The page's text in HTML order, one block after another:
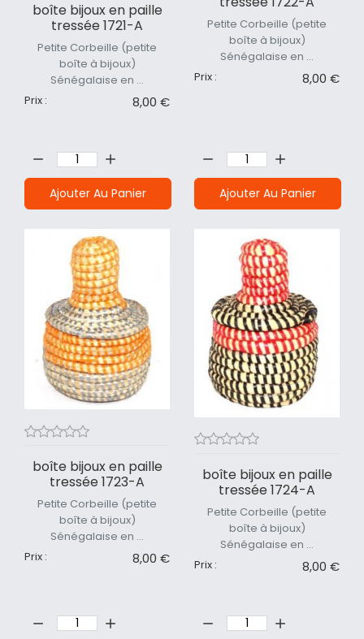
boîte bijoux en paille
tressée 1721-A
Petite Corbeille (petite
boîte à bijoux)
Sénégalaise en ...
Prix :
8,00 €
Ajouter Au Panier
Petite Corbeille (petite
boîte à bijoux)
Sénégalaise en ...
Prix :
8,00 €
Ajouter Au Panier
boîte bijoux en paille
tressée 1723-A
Petite Corbeille (petite
boîte à bijoux)
Sénégalaise en ...
Prix :
8,00 €
boîte bijoux en paille
tressée 1724-A
Petite Corbeille (petite
boîte à bijoux)
Sénégalaise en ...
Prix :
8,00 €